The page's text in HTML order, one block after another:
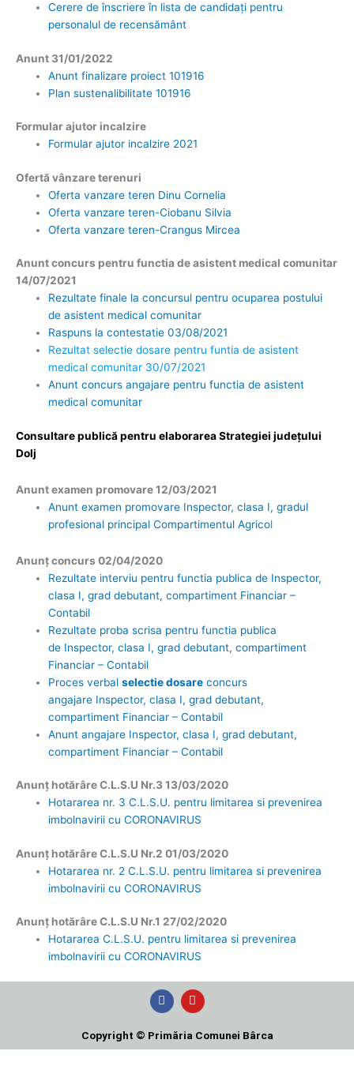
Cerere de înscriere în lista de candidați pentru
personalul de recensământ
Anunt 31/01/2022
Anunt finalizare proiect 101916
Plan sustenalibilitate 101916
Formular ajutor incalzire
Formular ajutor incalzire 2021
Ofertă vânzare terenuri
Oferta vanzare teren Dinu Cornelia
Oferta vanzare teren-Ciobanu Silvia
Oferta vanzare teren-Crangus Mircea
Anunt concurs pentru functia de asistent medical comunitar
14/07/2021
Rezultate finale la concursul pentru ocuparea postului
de asistent medical comunitar
Raspuns la contestatie 03/08/2021
Rezultat selectie dosare pentru funtia de asistent
medical comunitar 30/07/2021
Anunt concurs angajare pentru functia de asistent
medical comunitar
Consultare publică pentru elaborarea Strategiei județului
Dolj
Anunt examen promovare 12/03/2021
Anunt examen promovare Inspector, clasa I, gradul
profesional principal Compartimentul Agricol
Anunț concurs 02/04/2020
Rezultate interviu pentru functia publica de Inspector,
clasa I, grad debutant, compartiment Financiar –
Contabil
Rezultate proba scrisa pentru functia publica
de Inspector, clasa I, grad debutant, compartiment
Financiar – Contabil
Proces verbalselectie dosare concurs
angajare Inspector, clasa I, grad debutant,
compartiment Financiar – Contabil
Anunt angajare Inspector, clasa I, grad debutant,
compartiment Financiar – Contabil
Anunț hotărâre C.L.S.U Nr.3 13/03/2020
Hotararea nr. 3 C.L.S.U. pentru limitarea si prevenirea
imbolnavirii cu CORONAVIRUS
Anunț hotărâre C.L.S.U Nr.2 01/03/2020
Hotararea nr. 2 C.L.S.U. pentru limitarea si prevenirea
imbolnavirii cu CORONAVIRUS
Anunț hotărâre C.L.S.U Nr.1 27/02/2020
Hotararea C.L.S.U. pentru limitarea si prevenirea
imbolnavirii cu CORONAVIRUS
F
a
c
e
b
o
Y
o
u
t
u
b
Copyright © Primăria Comunei Bârca